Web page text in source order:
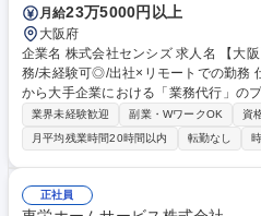
月給23万5000円以上
大阪府
企業名 株式会社センシズ 求人名 【大阪】人材研修運営のアシスタント業
務/未経験可◎/出社×リモートでの勤務 仕事の内容 業界問わず、中小企業
から大手企業における「業務代行」の
で、研修運営アシスタントのお仕事を
ェクトに応じて業務内容変更の可能性あり ＜業務内容＞■対面研修
オンライン研修への立ち会い（参加人
す） ■研修にかかわる日程調整、メー
に応じた複数スタッフとの業務分担と
（採用や事務業務など）への立候補・
業界未経験歓迎 副業・WワークOK
資
月平均残業時間20時間以内
転勤なし
正社員